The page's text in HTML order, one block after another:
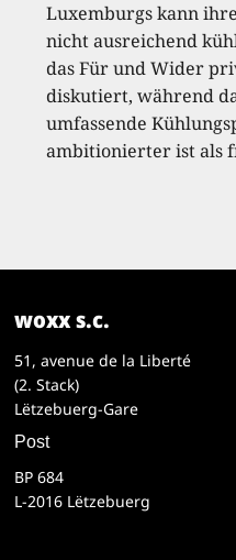
Luxemburgs kann
nicht ausreichend
das Für und Wider
diskutiert, während
umfassende
ambitionierter ist als
woxx s.c.
51, avenue de la Liberté
(2. Stack)
Lëtzebuerg-Gare
Post
BP 684
L-2016 Lëtzebuerg